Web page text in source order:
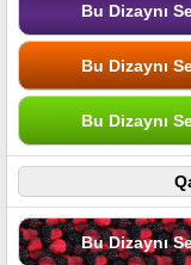
Bu Dizaynı
Bu Dizaynı
Bu Dizaynı
Bu Dizaynı